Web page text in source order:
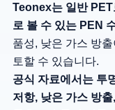
Teonex는 일반 PET
로 볼 수 있는 PEN
품성, 낮은 가스 방
토할 수 있습니다.
공식 자료에서는 투
저항, 낮은 가스 방